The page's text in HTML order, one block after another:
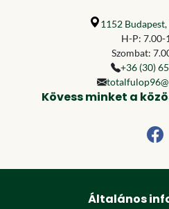
1152
H-P: 7.00-
Szombat:
+36 (30)
Kövess minket a
Általános